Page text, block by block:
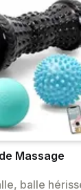
Massage
balle